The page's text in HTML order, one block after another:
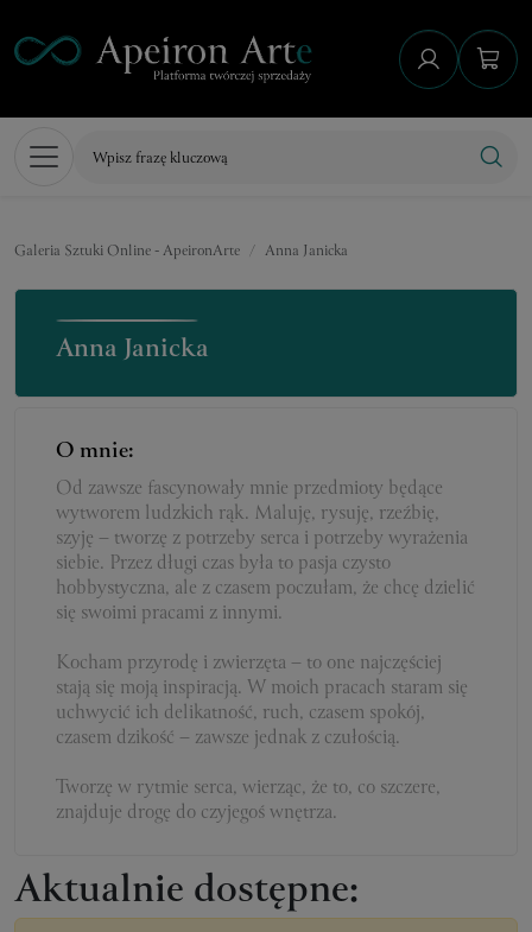
Galeria Sztuki Online - ApeironArte Anna Janicka
Anna Janicka
O mnie:
Od zawsze fascynowały mnie przedmioty będące
wytworem ludzkich rąk. Maluję, rysuję, rzeźbię,
szyję – tworzę z potrzeby serca i potrzeby wyrażenia
siebie. Przez długi czas była to pasja czysto
hobbystyczna, ale z czasem poczułam, że chcę dzielić
się swoimi pracami z innymi.
Kocham przyrodę i zwierzęta – to one najczęściej
stają się moją inspiracją. W moich pracach staram się
uchwycić ich delikatność, ruch, czasem spokój,
czasem dzikość – zawsze jednak z czułością.
Tworzę w rytmie serca, wierząc, że to, co szczere,
znajduje drogę do czyjegoś wnętrza.
Aktualnie dostępne: